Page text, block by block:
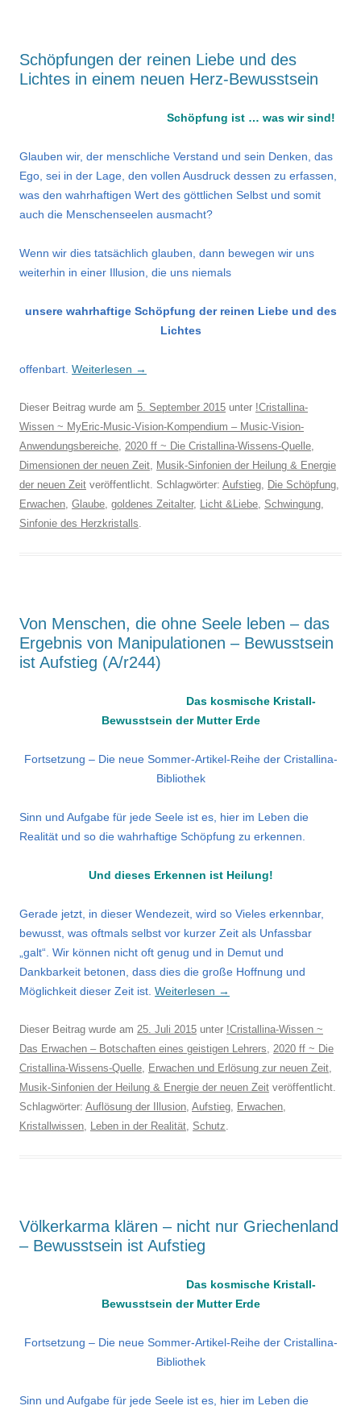
Schöpfungen der reinen Liebe und des
Lichtes in einem neuen Herz-Bewusstsein
Schöpfung ist … was wir sind!
Glauben wir, der menschliche Verstand und sein Denken, das
Ego, sei in der Lage, den vollen Ausdruck dessen zu erfassen,
was den wahrhaftigen Wert des göttlichen Selbst und somit
auch die Menschenseelen ausmacht?
Wenn wir dies tatsächlich glauben, dann bewegen wir uns
weiterhin in einer Illusion, die uns niemals
unsere wahrhaftige Schöpfung der reinen Liebe und des
Lichtes
offenbart. Weiterlesen →
Dieser Beitrag wurde am 5. September 2015 unter !Cristallina-
Wissen ~ MyEric-Music-Vision-Kompendium – Music-Vision-
Anwendungsbereiche, 2020 ff ~ Die Cristallina-Wissens-Quelle,
Dimensionen der neuen Zeit, Musik-Sinfonien der Heilung & Energie
der neuen Zeit veröffentlicht. Schlagwörter: Aufstieg, Die Schöpfung,
Erwachen, Glaube, goldenes Zeitalter, Licht &Liebe, Schwingung,
Sinfonie des Herzkristalls.
Von Menschen, die ohne Seele leben – das
Ergebnis von Manipulationen – Bewusstsein
ist Aufstieg (A/r244)
Das kosmische Kristall-
Bewusstsein der Mutter Erde
Fortsetzung – Die neue Sommer-Artikel-Reihe der Cristallina-
Bibliothek
Sinn und Aufgabe für jede Seele ist es, hier im Leben die
Realität und so die wahrhaftige Schöpfung zu erkennen.
Und dieses Erkennen ist Heilung!
Gerade jetzt, in dieser Wendezeit, wird so Vieles erkennbar,
bewusst, was oftmals selbst vor kurzer Zeit als Unfassbar
„galt“. Wir können nicht oft genug und in Demut und
Dankbarkeit betonen, dass dies die große Hoffnung und
Möglichkeit dieser Zeit ist. Weiterlesen →
Dieser Beitrag wurde am 25. Juli 2015 unter !Cristallina-Wissen ~
Das Erwachen – Botschaften eines geistigen Lehrers, 2020 ff ~ Die
Cristallina-Wissens-Quelle, Erwachen und Erlösung zur neuen Zeit,
Musik-Sinfonien der Heilung & Energie der neuen Zeit veröffentlicht.
Schlagwörter: Auflösung der Illusion, Aufstieg, Erwachen,
Kristallwissen, Leben in der Realität, Schutz.
Völkerkarma klären – nicht nur Griechenland
– Bewusstsein ist Aufstieg
Das kosmische Kristall-
Bewusstsein der Mutter Erde
Fortsetzung – Die neue Sommer-Artikel-Reihe der Cristallina-
Bibliothek
Sinn und Aufgabe für jede Seele ist es, hier im Leben die